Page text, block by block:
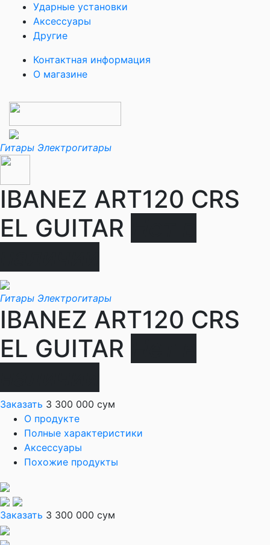
Ударные установки
Аксессуары
Другие
Контактная информация
О магазине
Гитары Электрогитары
IBANEZ ART120 CRS
EL GUITAR
Гитары Электрогитары
IBANEZ ART120 CRS
EL GUITAR
Заказать 3 300 000 сум
О продукте
Полные характеристики
Аксессуары
Похожие продукты
Заказать 3 300 000 сум